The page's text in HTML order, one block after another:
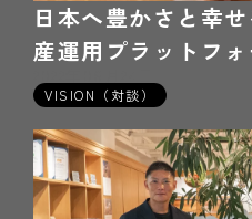
日本へ豊かさと幸
産運用プラットフォ
VISION（対談）